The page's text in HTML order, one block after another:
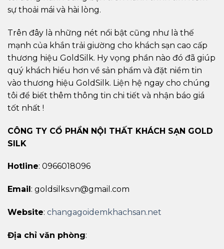
sự thoải mái và hài lòng.
Trên đây là những nét nổi bật cũng như là thế
mạnh của khắn trải giường cho khách sạn cao cấp
thương hiệu GoldSilk. Hy vọng phần nào đó đã giúp
quý khách hiểu hơn về sản phẩm và đặt niềm tin
vào thương hiệu GoldSilk. Liện hệ ngay cho chúng
tôi để biết thêm thông tin chi tiết và nhận báo giá
tốt nhất !
CÔNG TY CỔ PHẦN NỘI THẤT KHÁCH SẠN GOLD
SILK
Hotline: 0966018096
Email : goldsilks.vn@gmail.com
Website: changagoidemkhachsan.net
Địa chỉ văn phòng: